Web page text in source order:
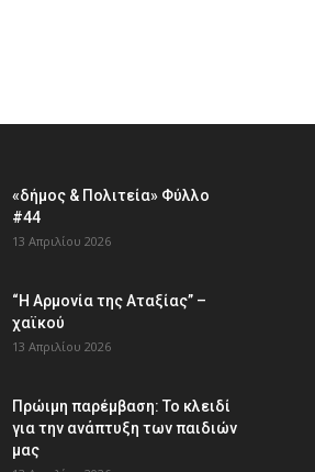
«δήμος & Πολιτεία» Φύλλο
#44
13 Απριλίου 2026
“Η Αρμονία της Αταξίας” –
χαϊκού
13 Απριλίου 2026
Πρώιμη παρέμβαση: Το κλειδί
για την ανάπτυξη των παιδιών
µας